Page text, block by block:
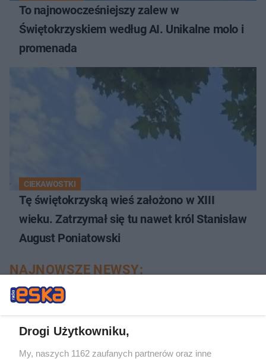
To najnowocześniejszy zalew w
Świętokrzyskiem według AI. Unikalne molo i
promenada
CIEKAWOSTKI
Tę świętokrzyską wieś założono w XIII
wieku. Zatrzymał się tu nawet król Stanisław
August Poniatowski
NAJNOWSZE NEWSY:
Drogi Użytkowniku,
My, naszych 1162 zaufanych partnerów oraz inne